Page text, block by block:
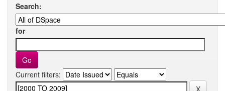
Search:
for
Current filters: